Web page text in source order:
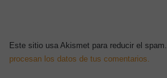
Este sitio usa Akismet para reducir el spam.
procesan los datos de tus comentarios.